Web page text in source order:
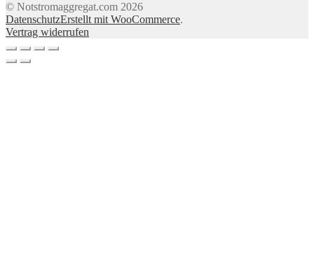
© Notstromaggregat.com 2026
DatenschutzErstellt mit WooCommerce.
Vertrag widerrufen